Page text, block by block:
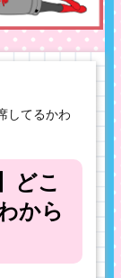
してるかわ
どこ
から